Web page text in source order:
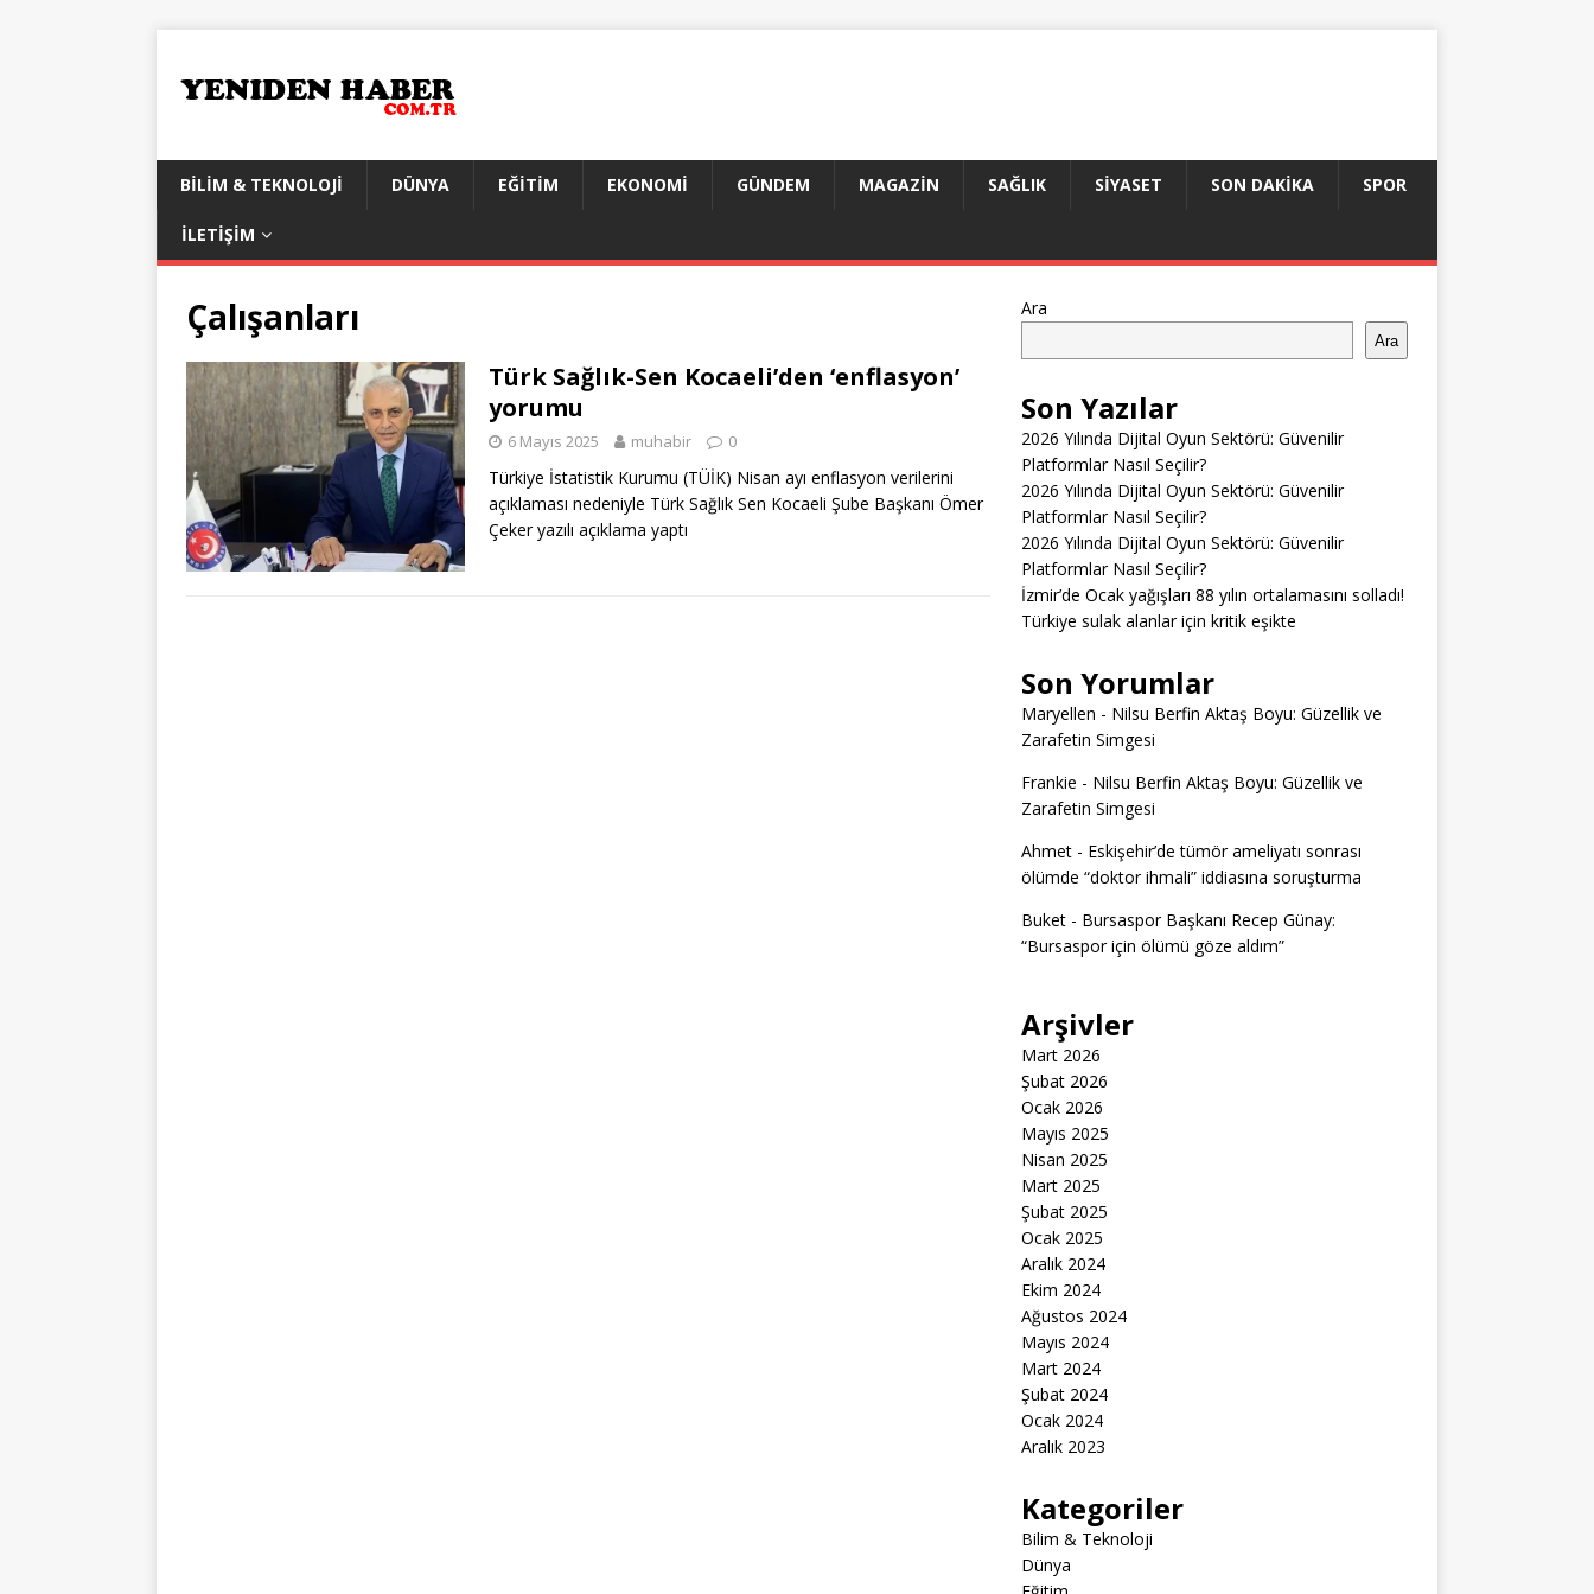
BILIM & TEKNOLOJI DÜNYA EĞITIM EKONOMI GÜNDEM MAGAZIN SAĞLIK SIYASET SON DAKIKA SPOR
İLETIŞIM
Çalışanları
Türk Sağlık-Sen Kocaeli’den ‘enflasyon’
yorumu
6 Mayıs 2025 muhabir 0
Türkiye İstatistik Kurumu (TÜİK) Nisan ayı enflasyon verilerini
açıklaması nedeniyle Türk Sağlık Sen Kocaeli Şube Başkanı Ömer
Çeker yazılı açıklama yaptı
Ara
Ara
Son Yazılar
2026 Yılında Dijital Oyun Sektörü: Güvenilir
Platformlar Nasıl Seçilir?
2026 Yılında Dijital Oyun Sektörü: Güvenilir
Platformlar Nasıl Seçilir?
2026 Yılında Dijital Oyun Sektörü: Güvenilir
Platformlar Nasıl Seçilir?
İzmir’de Ocak yağışları 88 yılın ortalamasını solladı!
Türkiye sulak alanlar için kritik eşikte
Son Yorumlar
Maryellen - Nilsu Berfin Aktaş Boyu: Güzellik ve
Zarafetin Simgesi
Frankie - Nilsu Berfin Aktaş Boyu: Güzellik ve
Zarafetin Simgesi
Ahmet- Eskişehir’de tümör ameliyatı sonrası
ölümde “doktor ihmali” iddiasına soruşturma
Buket- Bursaspor Başkanı Recep Günay:
“Bursaspor için ölümü göze aldım”
Arşivler
Mart 2026
Şubat 2026
Ocak 2026
Mayıs 2025
Nisan 2025
Mart 2025
Şubat 2025
Ocak 2025
Aralık 2024
Ekim 2024
Ağustos 2024
Mayıs 2024
Mart 2024
Şubat 2024
Ocak 2024
Aralık 2023
Kategoriler
Bilim & Teknoloji
Dünya